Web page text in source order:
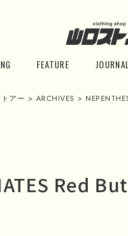
FEATURE
アー > ARCHIVES >
Red